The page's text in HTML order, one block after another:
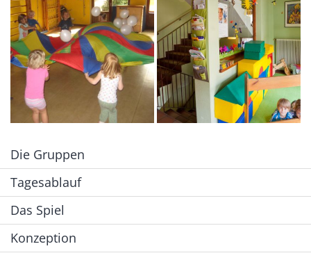
Die Gruppen
Tagesablauf
Das Spiel
Konzeption